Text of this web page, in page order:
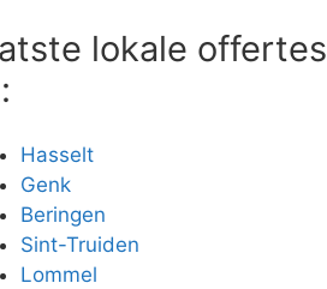
lokale offertes
Hasselt
Genk
Beringen
Sint-Truiden
Lommel